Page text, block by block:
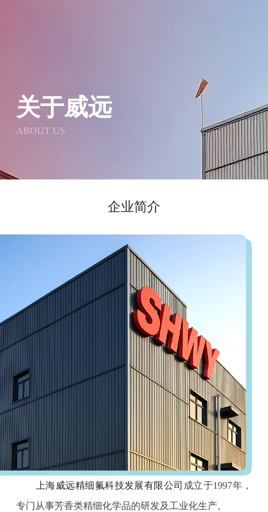
关于威远
ABOUT US
企业简介
上海威远精细氟科技发展有限公司 成立于1997年，
专门从事芳香类精细化学品的研发及工业化生产。